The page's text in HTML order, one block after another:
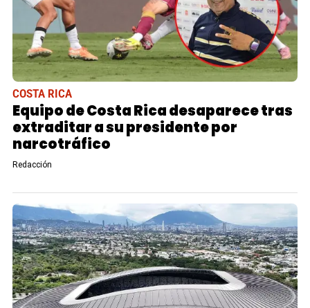
COSTA RICA
Equipo de Costa Rica desaparece tras
extraditar a su presidente por
narcotráfico
Redacción